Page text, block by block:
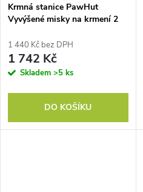
Krmná stanice PawHut
Vyvýšené misky na krmení 2
nerezové oceli, 1 úložný
prostor, 60 x 30 x36 cm, hnědá
barva
1 440 Kč bez DPH
1 742 Kč
Skladem >5 ks
DO KOŠÍKU